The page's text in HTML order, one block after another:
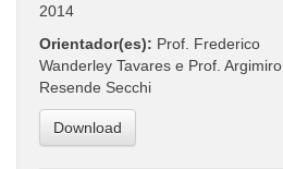
2014
Orientador(es): Prof. Frederico
Wanderley Tavares e Prof. Argimiro
Resende Secchi
Download